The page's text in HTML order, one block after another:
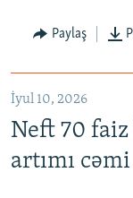
Paylaş
İyul 10, 2026
Neft 70 faiz
artımı